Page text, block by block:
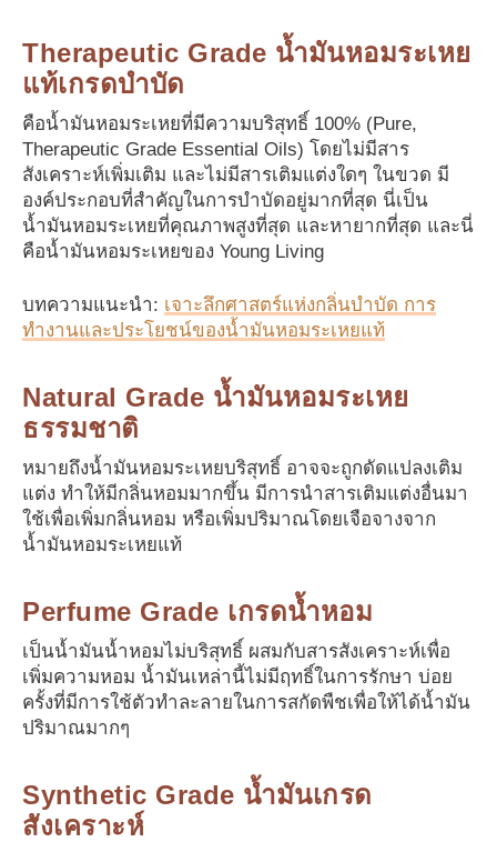
Therapeutic Grade น้ำมันหอมระเหย
แท้เกรดบำบัด
คือน้ำมันหอมระเหยที่มีความบริสุทธิ์ 100% (Pure,
Therapeutic Grade Essential Oils) โดยไม่มีสาร
สังเคราะห์เพิ่มเติม และไม่มีสารเติมแต่งใดๆ ในขวด มี
องค์ประกอบที่สำคัญในการบำบัดอยู่มากที่สุด นี่เป็น
น้ำมันหอมระเหยที่คุณภาพสูงที่สุด และหายากที่สุด และนี่
คือน้ำมันหอมระเหยของ Young Living
บทความแนะนำ: เจาะลึกศาสตร์แห่งกลิ่นบำบัด การ
ทำงานและประโยชน์ของน้ำมันหอมระเหยแท้
Natural Grade น้ำมันหอมระเหย
ธรรมชาติ
หมายถึงน้ำมันหอมระเหยบริสุทธิ์ อาจจะถูกดัดแปลงเติม
แต่ง ทำให้มีกลิ่นหอมมากขึ้น มีการนำสารเติมแต่งอื่นมา
ใช้เพื่อเพิ่มกลิ่นหอม หรือเพิ่มปริมาณโดยเจือจางจาก
น้ำมันหอมระเหยแท้
Perfume Grade เกรดน้ำหอม
เป็นน้ำมันน้ำหอมไม่บริสุทธิ์ ผสมกับสารสังเคราะห์เพื่อ
เพิ่มความหอม น้ำมันเหล่านี้ไม่มีฤทธิ์ในการรักษา บ่อย
ครั้งที่มีการใช้ตัวทำละลายในการสกัดพืชเพื่อให้ได้น้ำมัน
ปริมาณมากๆ
Synthetic Grade น้ำมันเกรด
สังเคราะห์